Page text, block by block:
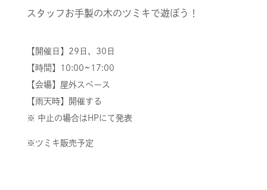
スタッフお手製の木のツミキで遊ぼう！
【開催日】29日、30日
【時間】10:00~17:00
【会場】屋外スペース
【雨天時】開催する
※ 中止の場合はHPにて発表
※ツミキ販売予定